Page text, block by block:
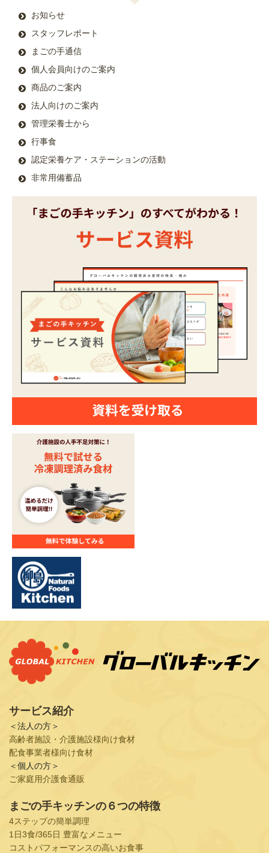
お知らせ
スタッフレポート
まごの手通信
個人会員向けのご案内
商品のご案内
法人向けのご案内
管理栄養士から
行事食
認定栄養ケア・ステーションの活動
非常用備蓄品
サービス紹介
＜法人の方＞
高齢者施設・介護施設様向け食材
配食事業者様向け食材
＜個人の方＞
ご家庭用介護食通販
まごの手キッチンの６つの特徴
4ステップの簡単調理
1日3食/365日 豊富なメニュー
コストパフォーマンスの高いお食事